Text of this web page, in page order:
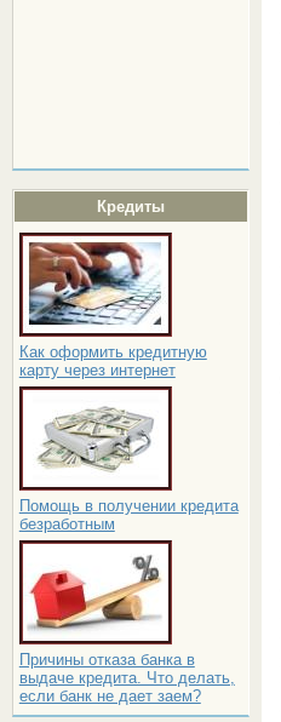
Кредиты
Как оформить кредитную
карту через интернет
Помощь в получении кредита
безработным
Причины отказа банка в
выдаче кредита. Что делать,
если банк не дает заем?